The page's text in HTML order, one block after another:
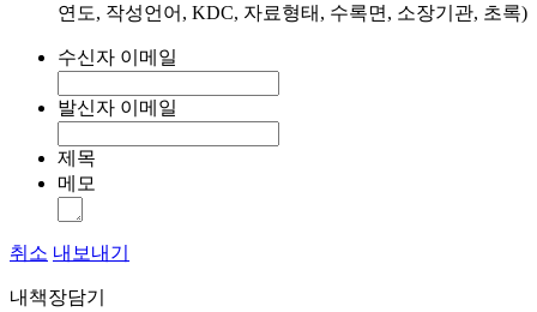
연도, 작성언어, KDC, 자료형태, 수록면, 소장기관, 초록)
수신자 이메일
발신자 이메일
제목
메모
취소 내보내기
내책장담기